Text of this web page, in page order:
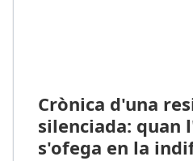
Crònica d'una
silenciada: quan
s'ofega en la